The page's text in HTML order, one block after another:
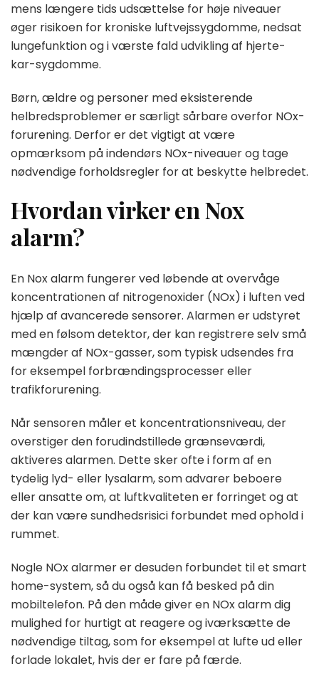
mens længere tids udsættelse for høje niveauer
øger risikoen for kroniske luftvejssygdomme, nedsat
lungefunktion og i værste fald udvikling af hjerte-
kar-sygdomme.
Børn, ældre og personer med eksisterende
helbredsproblemer er særligt sårbare overfor NOx-
forurening. Derfor er det vigtigt at være
opmærksom på indendørs NOx-niveauer og tage
nødvendige forholdsregler for at beskytte helbredet.
Hvordan virker en Nox
alarm?
En Nox alarm fungerer ved løbende at overvåge
koncentrationen af nitrogenoxider (NOx) i luften ved
hjælp af avancerede sensorer. Alarmen er udstyret
med en følsom detektor, der kan registrere selv små
mængder af NOx-gasser, som typisk udsendes fra
for eksempel forbrændingsprocesser eller
trafikforurening.
Når sensoren måler et koncentrationsniveau, der
overstiger den forudindstillede grænseværdi,
aktiveres alarmen. Dette sker ofte i form af en
tydelig lyd- eller lysalarm, som advarer beboere
eller ansatte om, at luftkvaliteten er forringet og at
der kan være sundhedsrisici forbundet med ophold i
rummet.
Nogle NOx alarmer er desuden forbundet til et smart
home-system, så du også kan få besked på din
mobiltelefon. På den måde giver en NOx alarm dig
mulighed for hurtigt at reagere og iværksætte de
nødvendige tiltag, som for eksempel at lufte ud eller
forlade lokalet, hvis der er fare på færde.